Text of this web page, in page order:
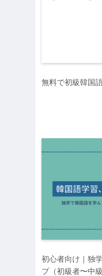
無料で初級韓国
初心者向け｜独
プ（初級者〜中級